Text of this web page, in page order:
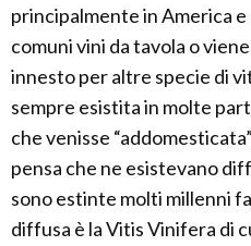
principalmente in America
comuni vini da tavola o
innesto per altre specie di
sempre esistita in molte
che venisse
pensa che ne esistevano
sono estinte molti millenni
diffusa è la Vitis Vinifera di